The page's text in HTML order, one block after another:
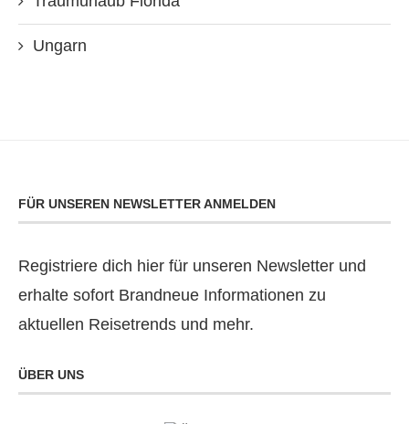
Ungarn
FÜR UNSEREN NEWSLETTER ANMELDEN
Registriere dich hier für unseren Newsletter und
erhalte sofort Brandneue Informationen zu
aktuellen Reisetrends und mehr.
ÜBER UNS